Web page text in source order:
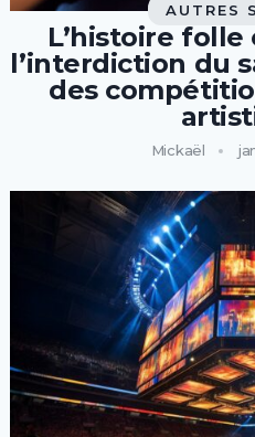
AUTRES
L’histoire
l’interdiction du
des
Mickaël